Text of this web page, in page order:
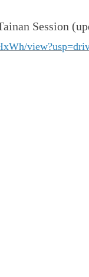
Session